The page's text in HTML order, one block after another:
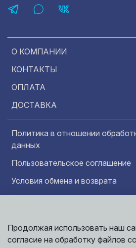
О КОМПАНИИ
КОНТАКТЫ
ОПЛАТА
ДОСТАВКА
Политика в отношении
данных
Пользовательское соглашение
Условия обмена и возврата
Информация
носит
Продолжая использовать наш
согласие на обработку файлов